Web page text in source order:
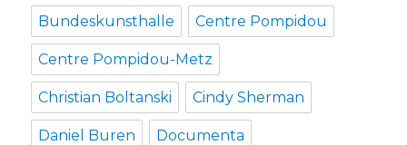
Bundeskunsthalle Centre Pompidou
Centre Pompidou-Metz
Christian Boltanski Cindy Sherman
Daniel Buren Documenta